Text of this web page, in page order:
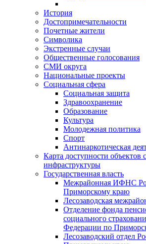
История
Достопримечательности
Почетные жители
Символика
Экстренные случаи
Общественные голосования
СМИ округа
Национальные проекты
Социальная сфера
Социальная защита
Здравоохранение
Образование
Культура
Молодежная политика
Спорт
Антинаркотическая
Карта доступности объектов
инфраструктуры
Государственная власть
Межрайонная ИФНС
Приморскому краю
Лесозаводская
Отделение фонда
социального
Федерации по
Лесозаводский отдел